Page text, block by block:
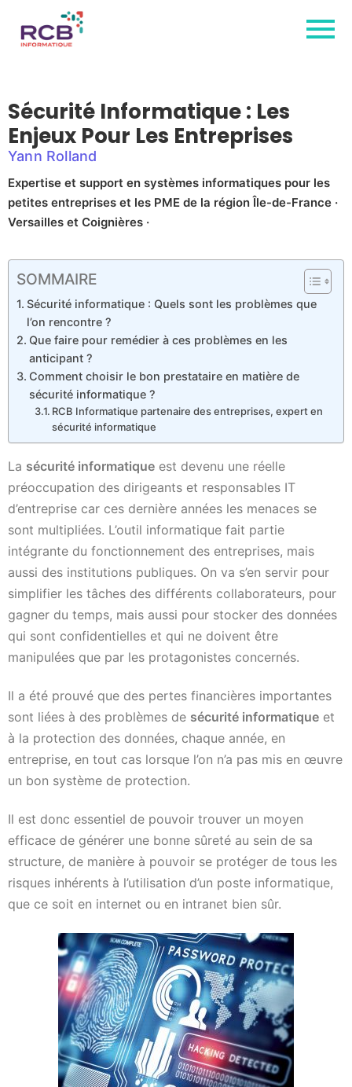
Sécurité Informatique : Les
Enjeux Pour Les Entreprises
Yann Rolland
Expertise et support en systèmes informatiques pour les
petites entreprises et les PME de la région Île-de-France ·
Versailles et Coignières ·
SOMMAIRE
Sécurité informatique : Quels sont les problèmes que
l’on rencontre ?
Que faire pour remédier à ces problèmes en les
anticipant ?
Comment choisir le bon prestataire en matière de
sécurité informatique ?
RCB Informatique partenaire des entreprises, expert en
sécurité informatique
La sécurité informatique est devenu une réelle
préoccupation des dirigeants et responsables IT
d’entreprise car ces dernière années les menaces se
sont multipliées. L’outil informatique fait partie
intégrante du fonctionnement des entreprises, mais
aussi des institutions publiques. On va s’en servir pour
simplifier les tâches des différents collaborateurs, pour
gagner du temps, mais aussi pour stocker des données
qui sont confidentielles et qui ne doivent être
manipulées que par les protagonistes concernés.
Il a été prouvé que des pertes financières importantes
sont liées à des problèmes de sécurité informatique et
à la protection des données, chaque année, en
entreprise, en tout cas lorsque l’on n’a pas mis en œuvre
un bon système de protection.
Il est donc essentiel de pouvoir trouver un moyen
efficace de générer une bonne sûreté au sein de sa
structure, de manière à pouvoir se protéger de tous les
risques inhérents à l’utilisation d’un poste informatique,
que ce soit en internet ou en intranet bien sûr.